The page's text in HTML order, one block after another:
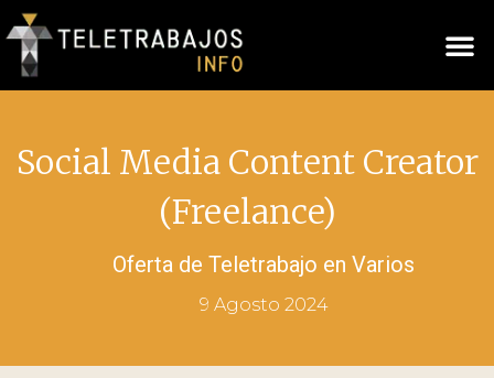
Social Media Content Creator
(Freelance)
Oferta de Teletrabajo en Varios
9 Agosto 2024